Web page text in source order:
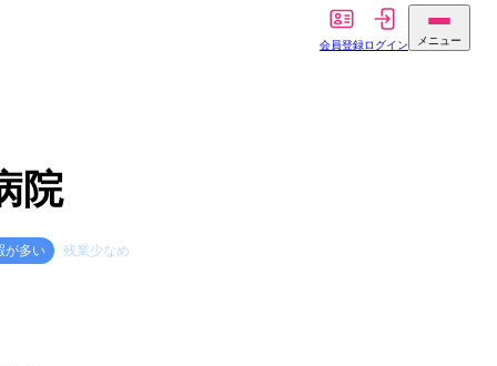
会員登録ログイン メニュー
院
が多い 残業少なめ